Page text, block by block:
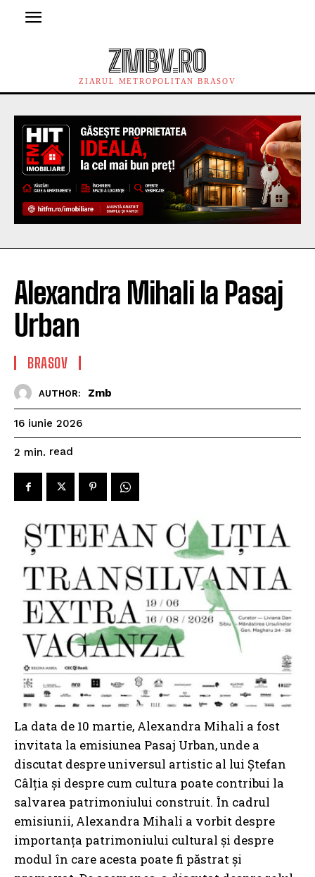
ZMBV.RO
ZIARUL METROPOLITAN BRASOV
Alexandra Mihali la Pasaj
Urban
BRASOV
AUTHOR: Zmb
16 iunie 2026
2 min. read
La data de 10 martie, Alexandra Mihali a fost
invitata la emisiunea Pasaj Urban, unde a
discutat despre universul artistic al lui Ștefan
Câlția și despre cum cultura poate contribui la
salvarea patrimoniului construit. În cadrul
emisiunii, Alexandra Mihali a vorbit despre
importanța patrimoniului cultural și despre
modul în care acesta poate fi păstrat și